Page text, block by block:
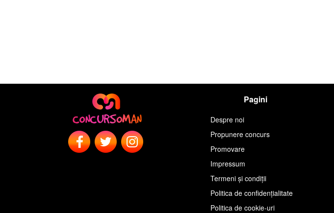
Pagini
Despre noi
Propunere concurs
Promovare
Impressum
Termeni și condiții
Politica de confidențialitate
Politica de cookie-uri